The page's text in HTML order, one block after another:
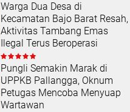
Warga Dua Desa di
Kecamatan Bajo Barat Resah,
Aktivitas Tambang Emas
Ilegal Terus Beroperasi
Pungli Semakin Marak di
UPPKB Pallangga, Oknum
Petugas Mencoba Menyuap
Wartawan